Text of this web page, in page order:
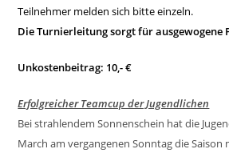
Teilnehmer melden sich bitte einzeln.
Die Turnierleitung sorgt für ausgewogene
Unkostenbeitrag: 10,- €
Erfolgreicher Teamcup der Jugendlichen
Bei strahlendem Sonnenschein hat die
March am vergangenen Sonntag die